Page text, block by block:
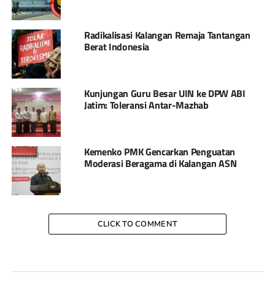
Radikalisasi Kalangan Remaja Tantangan
Berat Indonesia
Kunjungan Guru Besar UIN ke DPW ABI
Jatim: Toleransi Antar-Mazhab
Kemenko PMK Gencarkan Penguatan
Moderasi Beragama di Kalangan ASN
CLICK TO COMMENT